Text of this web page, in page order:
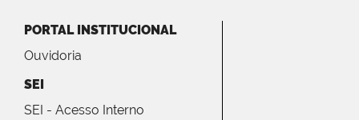
PORTAL INSTITUCIONAL
Ouvidoria
SEI
SEI - Acesso Interno